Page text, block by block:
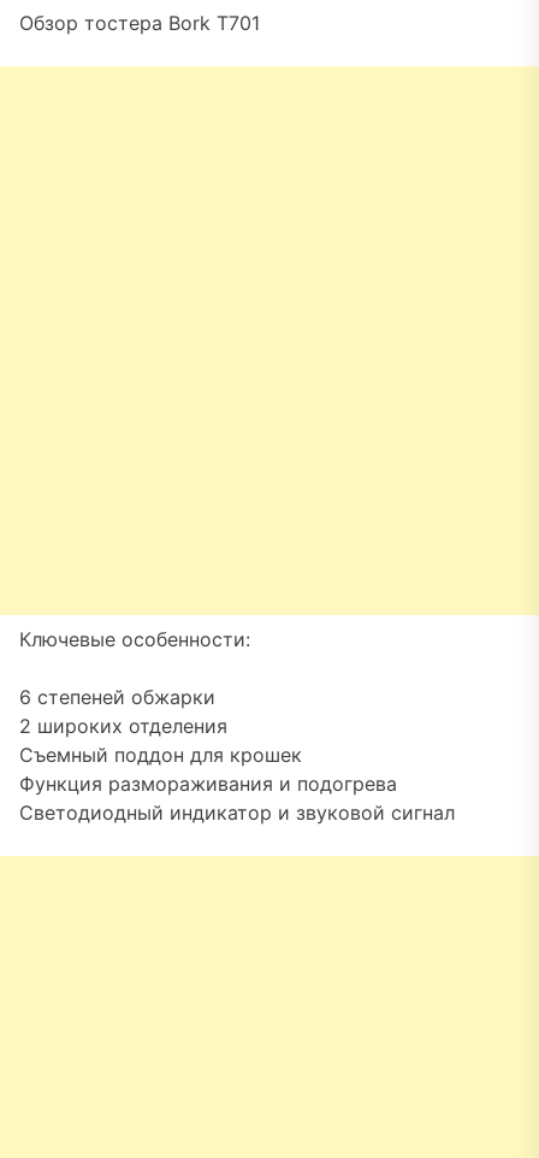
Обзор тостера Bork T701
Ключевые особенности:
6 степеней обжарки
2 широких отделения
Съемный поддон для крошек
Функция размораживания и подогрева
Светодиодный индикатор и звуковой сигнал